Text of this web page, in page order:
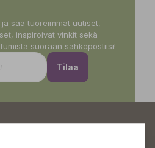
saa tuoreimmat uutiset,
inspiroivat vinkit sekä
suoraan sähköpostiisi!
Tilaa